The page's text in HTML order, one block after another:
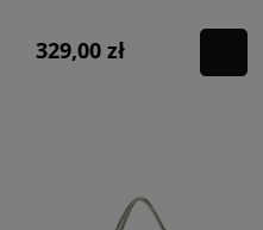
329,00 zł